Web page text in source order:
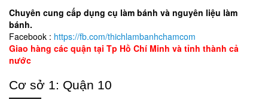
Chuyên cung cấp dụng cụ làm bánh và nguyên liệu làm
bánh.
Facebook : https://fb.com/thichlambanhchamcom
Giao hàng các quận tại Tp Hồ Chí Minh và tỉnh thành cả
nước
Cơ sở 1: Quận 10